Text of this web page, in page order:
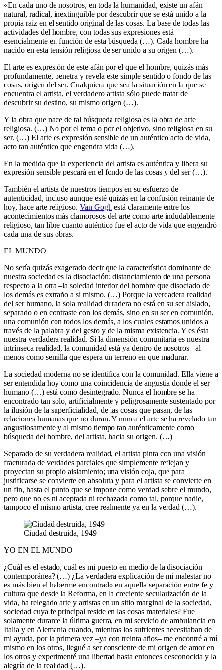
«En cada uno de nosotros, en toda la humanidad, existe un afán
natural, radical, inextinguible por descubrir que se está unido a la
propia raíz en el sentido original de las cosas. La base de todas las
actividades del hombre, con todas sus expresiones está
esencialmente en función de esta búsqueda (…). Cada hombre ha
nacido en esta tensión religiosa de ser unido a su origen (…).
El arte es expresión de este afán por el que el hombre, quizás más
profundamente, penetra y revela este simple sentido o fondo de las
cosas, origen del ser. Cualquiera que sea la situación en la que se
encuentra el artista, el verdadero artista sólo puede tratar de
descubrir su destino, su mismo origen (…).
Y la obra que nace de tal búsqueda religiosa es la obra de arte
religiosa. (…) No por el tema o por el objetivo, sino religiosa en su
ser. (…) El arte es expresión sensible de un auténtico acto de vida,
acto tan auténtico que engendra vida (…).
En la medida que la experiencia del artista es auténtica y libera su
expresión sensible pescará en el fondo de las cosas y del ser (…).
También el artista de nuestros tiempos en su esfuerzo de
autenticidad, incluso aunque esté quizás en la confusión reinante de
hoy, hace arte religioso. Van Gogh está claramente entre los
acontecimientos más clamorosos del arte como arte indudablemente
religioso, tan libre cuanto auténtico fue el acto de vida que engendró
cada una de sus obras.
EL MUNDO
No sería quizás exagerado decir que la característica dominante de
nuestra sociedad es la disociación: distanciamiento de una persona
respecto a la otra –la soledad interior del hombre que disociado de
los demás es extraño a si mismo. (…) Porque la verdadera realidad
del ser humano, la sola realidad duradera no está en su ser aislado,
separado o en contraste con los demás, sino en su ser en comunión,
una comunión con todos los demás, a los cuales estamos unidos a
través de la palabra y del gesto y de la misma existencia. Y es ésta
nuestra verdadera realidad. Si la dimensión comunitaria es nuestra
intrínseca realidad, la comunidad está ya dentro de nosotros –al
menos como semilla que espera un terreno en que madurar.
La sociedad moderna no se identifica con la comunidad. Ella viene a
ser entendida hoy como una coincidencia de angustia donde el ser
humano (…) está como desintegrado. Nunca el hombre se ha
encontrado tan solo, artificialmente y peligrosamente sustentado por
la ilusión de la superficialidad, de las cosas que pasan, de las
relaciones humanas que no duran. Y nunca el arte se ha revelado tan
angustiosamente y al mismo tiempo tan auténticamente como
búsqueda del hombre, del artista, hacia su origen. (…)
Separado de su verdadera realidad, el artista pinta con una visión
fracturada de verdades parciales que simplemente reflejan y
proyectan su propio aislamiento; una visión coja, que para
justificarse se convierte en absoluta y para el artista se convierte en
un fin, hasta el punto que se impone como verdad sobre el mundo,
pero que no es ni aceptada ni rechazada como tal, porque nadie,
tampoco el mismo artista, cree realmente ya en la verdad (…).
Ciudad destruida, 1949
YO EN EL MUNDO
¿Cuál es el estado, cuál es mi puesto en medio de la disociación
contemporánea? (…) ¿La verdadera explicación de mi malestar no
es más bien el haberme encontrado en aquella separación entre fe y
cultura que desde la Reforma, en la creciente secularización de la
vida, ha relegado arte y artistas en un sitio marginal de la sociedad,
sociedad cuya fe principal reside en las cosas materiales? Fue
solamente durante la última guerra, en mi servicio de ambulancia en
Italia y en Alemania cuando, mientras los sufrientes necesitaban de
mi ayuda, por la primera vez –ya con treinta años– me encontré a mí
mismo en los otros, llegué a ser consciente de mi origen de amor en
los otros y experimenté una libertad hasta entonces desconocida y la
alegría de la realidad (…).